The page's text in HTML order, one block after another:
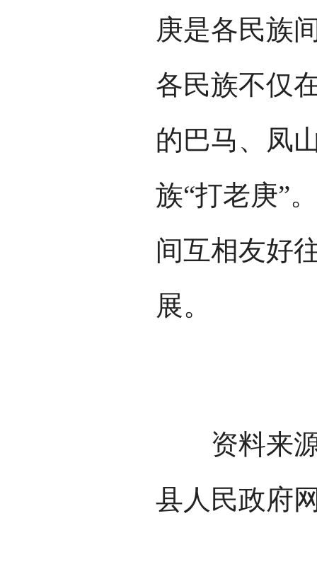
庚是各民族
各民族不仅
的巴马、凤
族“打老庚”
间互相友好
展。
资料来源
县人民政府